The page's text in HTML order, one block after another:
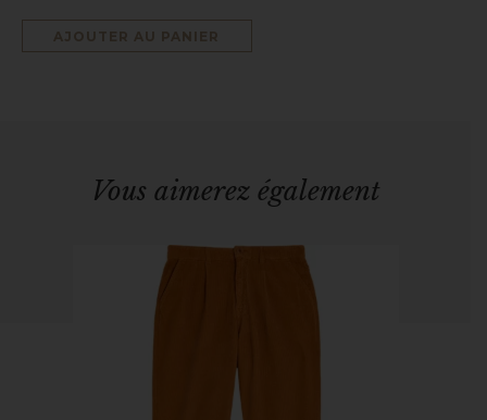
AJOUTER AU PANIER
Vous aimerez également